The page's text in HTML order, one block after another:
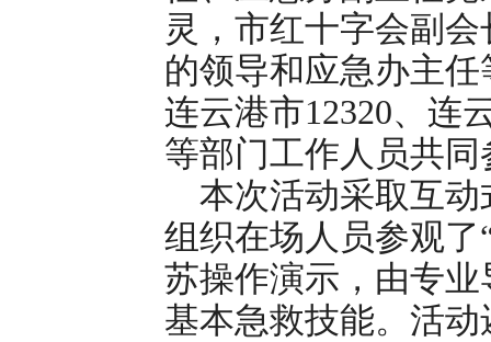
灵，市红十字会副
的领导和应急办主
连云港市12320、连
等部门工作人员共
本次活动采取互动
组织在场人员参观
苏操作演示，由专
基本急救技能。活